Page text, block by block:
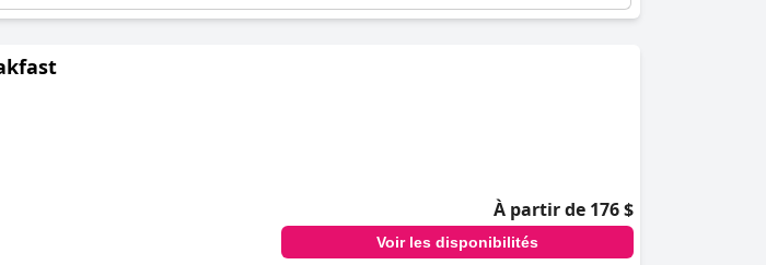
À partir de 176 $
Voir les disponibilités